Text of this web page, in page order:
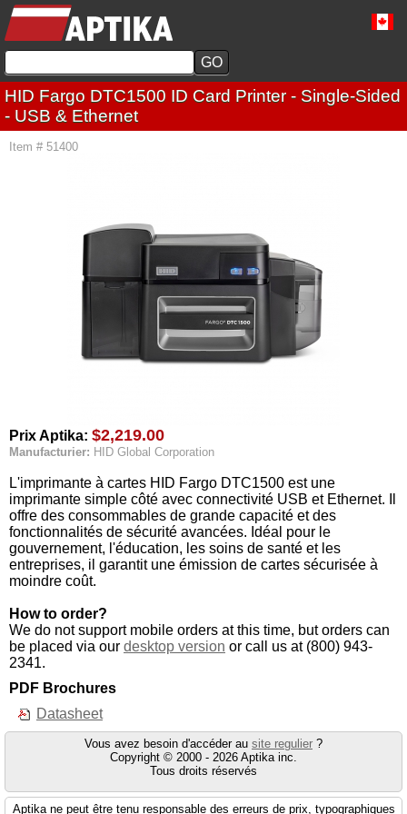
HID Fargo DTC1500 ID Card Printer - Single-Sided
- USB & Ethernet
Item # 51400
Prix Aptika: $2,219.00
Manufacturier: HID Global Corporation
L'imprimante à cartes HID Fargo DTC1500 est une
imprimante simple côté avec connectivité USB et Ethernet. Il
offre des consommables de grande capacité et des
fonctionnalités de sécurité avancées. Idéal pour le
gouvernement, l'éducation, les soins de santé et les
entreprises, il garantit une émission de cartes sécurisée à
moindre coût.
How to order?
We do not support mobile orders at this time, but orders can
be placed via our desktop version or call us at (800) 943-
2341.
PDF Brochures
Datasheet
Vous avez besoin d'accéder au site regulier ?
Copyright © 2000 - 2026 Aptika inc.
Tous droits réservés
Aptika ne peut être tenu responsable des erreurs de prix, typographiques